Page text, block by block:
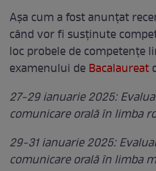
Așa cum a fost anunțat
când vor fi susținute
loc probele de competențe
examenului deBacalaureat
27-29 ianuarie 2025:
comunicare orală în limba
29-31 ianuarie 2025:
comunicare orală în limba